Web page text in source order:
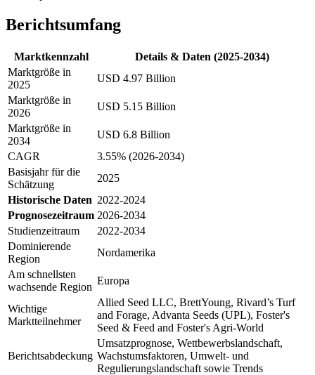
Berichtsumfang
Marktkennzahl
Details & Daten (2025-2034)
Marktgröße in
2025
USD 4.97 Billion
Marktgröße in
2026
USD 5.15 Billion
Marktgröße in
2034
USD 6.8 Billion
CAGR
3.55% (2026-2034)
Basisjahr für die
Schätzung
2025
Historische Daten 2022-2024
Prognosezeitraum 2026-2034
Studienzeitraum
2022-2034
Dominierende
Region
Nordamerika
Am schnellsten
wachsende Region
Europa
Wichtige
Marktteilnehmer
Allied Seed LLC, BrettYoung, Rivard’s Turf
and Forage, Advanta Seeds (UPL), Foster's
Seed & Feed and Foster's Agri-World
Berichtsabdeckung
Umsatzprognose, Wettbewerbslandschaft,
Wachstumsfaktoren, Umwelt- und
Regulierungslandschaft sowie Trends